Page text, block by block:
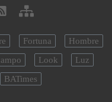
Fortuna
Hombre
Look
Luz
BATimes